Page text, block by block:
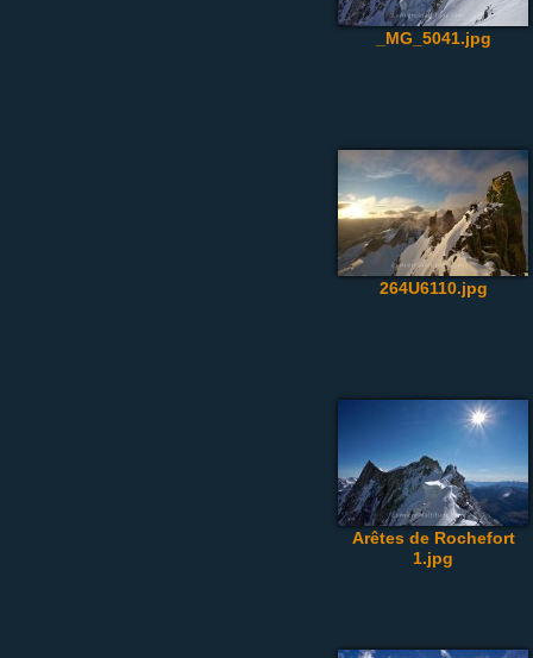
_MG_5041.jpg
264U6110.jpg
Arêtes de Rochefort
1.jpg